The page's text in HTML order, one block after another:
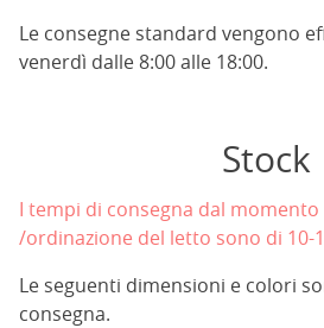
Le consegne standard vengono
venerdì dalle 8:00 alle 18:00.
Stock
I tempi di consegna dal
/ordinazione del letto sono di 10-
Le seguenti dimensioni e colori
consegna.